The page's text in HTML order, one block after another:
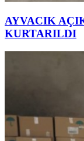
AYVACIK
KURTARILDI